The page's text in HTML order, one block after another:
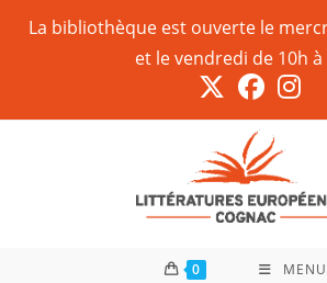
La bibliothèque est ouverte le
et le vendredi de 10h à
0 MENU